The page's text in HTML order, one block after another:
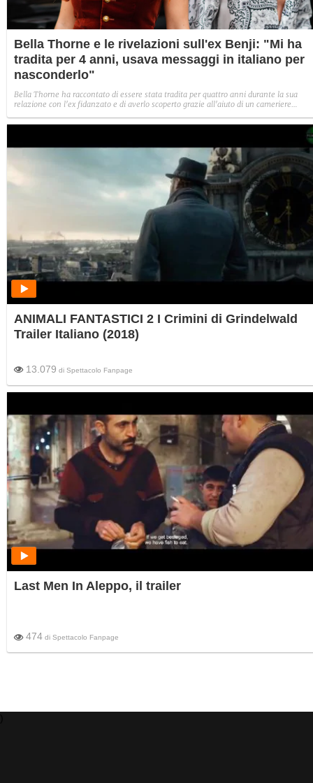
Bella Thorne e le rivelazioni sull'ex Benji: "Mi ha
tradita per 4 anni, usava messaggi in italiano per
nasconderlo"
Bella Thorne ha raccontato di essere stata tradita per quattro anni durante la sua
relazione con l'ex fidanzato e di averlo scoperto grazie all'aiuto di un cameriere
esplicitamente il nome di Benjamin Mascolo ma dettagli temporali e di racconto
ANIMALI FANTASTICI 2 I Crimini di Grindelwald
Trailer Italiano (2018)
13.079 di Spettacolo Fanpage
Last Men In Aleppo, il trailer
474 di Spettacolo Fanpage